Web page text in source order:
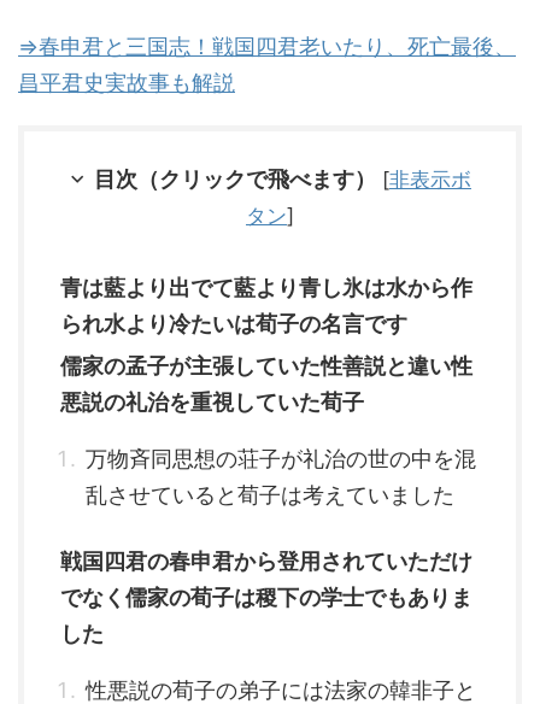
⇒春申君と三国志！戦国四君老いたり、死亡最後、
昌平君史実故事も解説
目次（クリックで飛べます） [非表示ボ
タン]
青は藍より出でて藍より青し氷は水から作
られ水より冷たいは荀子の名言です
儒家の孟子が主張していた性善説と違い性
悪説の礼治を重視していた荀子
万物斉同思想の荘子が礼治の世の中を混
乱させていると荀子は考えていました
戦国四君の春申君から登用されていただけ
でなく儒家の荀子は稷下の学士でもありま
した
性悪説の荀子の弟子には法家の韓非子と